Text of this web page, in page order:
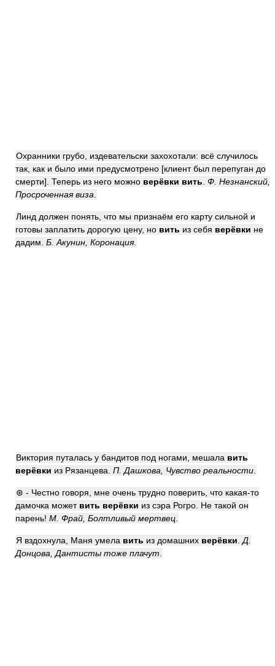
Охранники грубо, издевательски захохотали: всё случилось
так, как и было ими предусмотрено [клиент был перепуган до
смерти]. Теперь из него можно верёвки вить Ф. Незнанский,
Просроченная виза
Линд должен понять, что мы признаём его карту сильной и
готовы заплатить дорогую цену, но вить из себя верёвки не
дадим. Б. Акунин, Коронация.
Виктория путалась у бандитов под ногами, мешала вить
верёвки из Рязанцева. П. Дашкова, Чувство реальности
⊛ - Честно говоря, мне очень трудно поверить, что какая-то
дамочка может вить верёвки из сэра Рогро. Не такой он
парень! М. Фрай, Болтливый мертвец
Я вздохнула, Маня умела вить из домашних верёвки Д.
Донцова, Дантисты тоже плачут